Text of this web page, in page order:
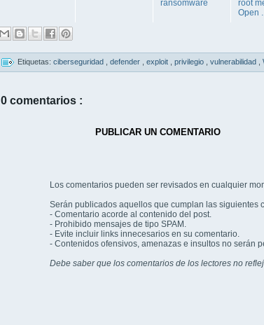
ransomware
root
Open
Etiquetas: ciberseguridad defender exploit privilegio vulnerabilidad
0 comentarios :
PUBLICAR UN COMENTARIO
Los comentarios pueden ser revisados en cualquier
Serán publicados aquellos que cumplan las siguientes
- Comentario acorde al contenido del post.
- Prohibido mensajes de tipo SPAM.
- Evite incluir links innecesarios en su comentario.
- Contenidos ofensivos, amenazas e insultos no serán
Debe saber que los comentarios de los lectores no